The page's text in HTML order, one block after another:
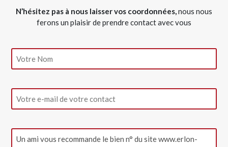
N’hésitez pas à nous laisser vos coordonnées,nous nous
ferons un plaisir de prendre contact avec vous